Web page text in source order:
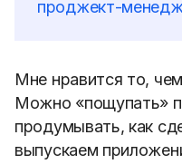
проджект-
Мне нравится то,
Можно «пощупать»
продумывать, как
выпускаем